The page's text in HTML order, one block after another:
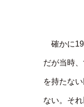
確かに
だが当時
を持たな
ない。そ